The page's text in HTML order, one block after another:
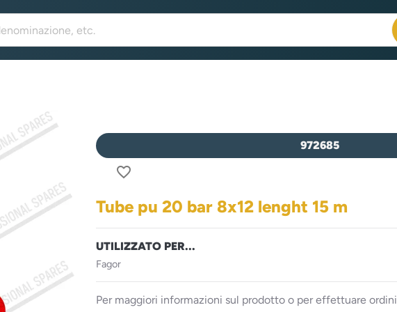
972685
favorite_border
Tube pu 20 bar 8x12 lenght 15 m
UTILIZZATO PER...
Fagor
Per maggiori informazioni sul prodotto o per effettuare ordini